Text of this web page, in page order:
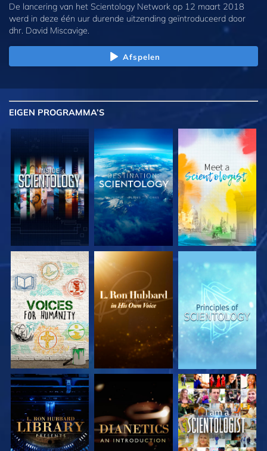
De lancering van het Scientology Network op 12 maart 2018
werd in deze één uur durende uitzending geïntroduceerd door
dhr. David Miscavige.
Afspelen
EIGEN PROGRAMMA’S
VERKEN DE SERIE VERKEN DE SERIE VERKEN DE SERIE
VERKEN DE SERIE VERKEN DE SERIE KIJK